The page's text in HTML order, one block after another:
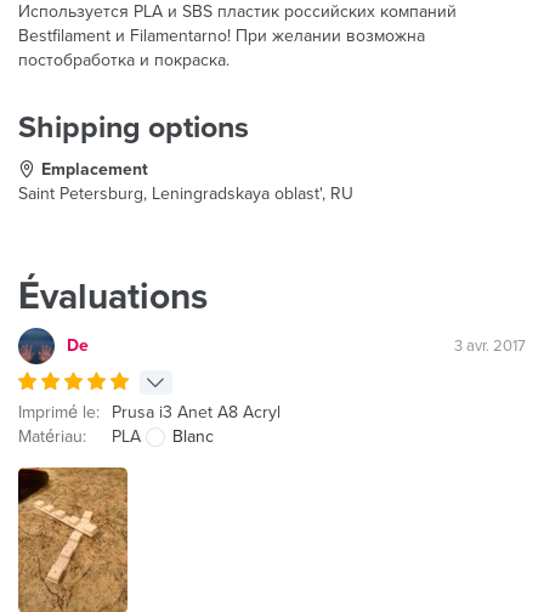
Используется PLA и SBS пластик российских компаний
Bestfilament и Filamentarno! При желании возможна
постобработка и покраска.
Shipping options
Emplacement
Saint Petersburg, Leningradskaya oblast', RU
Évaluations
De 3 avr. 2017
Imprimé le:
Prusa i3 Anet A8 Acryl
Matériau:
PLA Blanc